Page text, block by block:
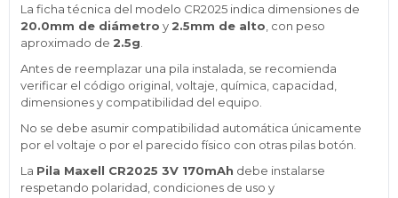
La ficha técnica del modelo CR2025 indica dimensiones de
20.0mm de diámetro y 2.5mm de alto , con peso
aproximado de 2.5g
Antes de reemplazar una pila instalada, se recomienda
verificar el código original, voltaje, química, capacidad,
dimensiones y compatibilidad del equipo.
No se debe asumir compatibilidad automática únicamente
por el voltaje o por el parecido físico con otras pilas botón.
La Pila Maxell CR2025 3V 170mAh debe instalarse
respetando polaridad, condiciones de uso y